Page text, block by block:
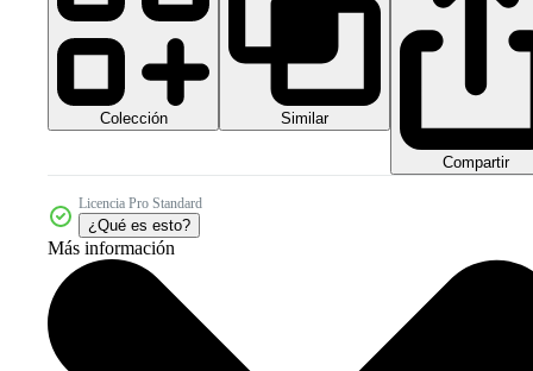
Colección Similar
Compartir
Licencia Pro Standard
¿Qué es esto?
Más información